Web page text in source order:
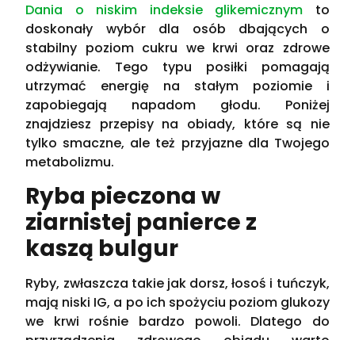
Dania o niskim indeksie glikemicznym to
doskonały wybór dla osób dbających o
stabilny poziom cukru we krwi oraz zdrowe
odżywianie. Tego typu posiłki pomagają
utrzymać energię na stałym poziomie i
zapobiegają napadom głodu. Poniżej
znajdziesz przepisy na obiady, które są nie
tylko smaczne, ale też przyjazne dla Twojego
metabolizmu.
Ryba pieczona w
ziarnistej panierce z
kaszą bulgur
Ryby, zwłaszcza takie jak dorsz, łosoś i tuńczyk,
mają niski IG, a po ich spożyciu poziom glukozy
we krwi rośnie bardzo powoli. Dlatego do